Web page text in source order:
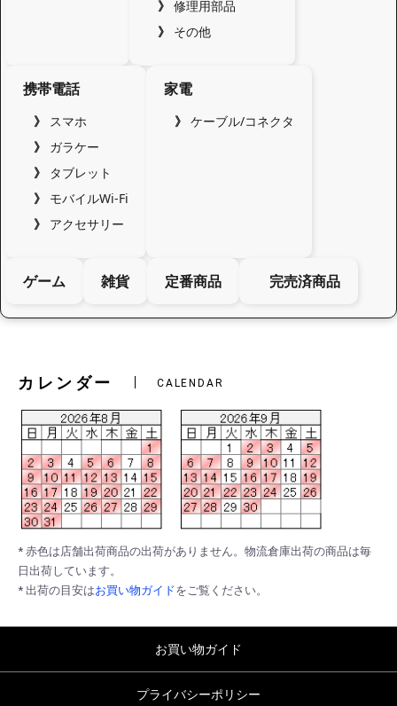
修理用部品
その他
携帯電話
スマホ
ガラケー
タブレット
モバイルWi-Fi
アクセサリー
家電
ケーブル/コネクタ
ゲーム 雑貨 定番商品 完売済商品
カレンダー CALENDAR
* 赤色は店舗出荷商品の出荷がありません。物流倉庫出荷の商品は毎
日出荷しています。
* 出荷の目安はお買い物ガイドをご覧ください。
お買い物ガイド
プライバシーポリシー